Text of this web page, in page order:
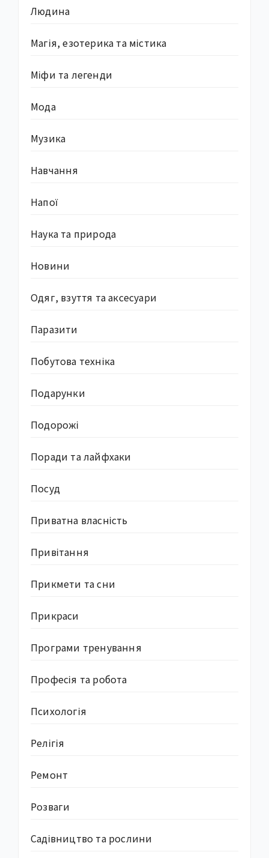
Людина
Магія, езотерика та містика
Міфи та легенди
Мода
Музика
Навчання
Напої
Наука та природа
Новини
Одяг, взуття та аксесуари
Паразити
Побутова техніка
Подарунки
Подорожі
Поради та лайфхаки
Посуд
Приватна власність
Привітання
Прикмети та сни
Прикраси
Програми тренування
Професія та робота
Психологія
Релігія
Ремонт
Розваги
Садівництво та рослини